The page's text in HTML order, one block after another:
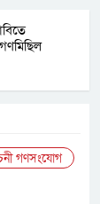
গণসংযোগ